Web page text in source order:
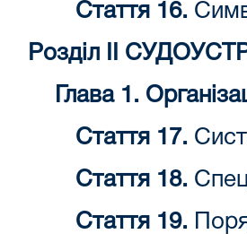
Стаття 16.
Розділ II
Глава 1.
Стаття 17.
Стаття 18.
Стаття 19.